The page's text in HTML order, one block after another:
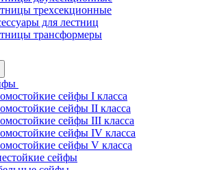
трехсекционные
для лестниц
трансформеры
сейфы I класса
сейфы II класса
сейфы III класса
сейфы IV класса
сейфы V класса
сейфы